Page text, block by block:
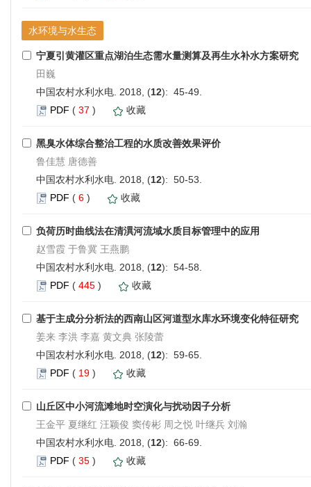
水环境与水生态
宁夏引黄灌区重点湖泊生态需水量测算及再生水补水方案研究
田巍
中国农村水利水电. 2018, (12): 45-49.
PDF ( 37 ) 收藏
黑臭水体综合整治工程的水质改善效果评价
鲁佳慧 唐德善
中国农村水利水电. 2018, (12): 50-53.
PDF ( 6 ) 收藏
负荷历时曲线法在清潩河流域水质目标管理中的应用
赵雪霞 于鲁冀 王燕鹏
中国农村水利水电. 2018, (12): 54-58.
PDF ( 445 ) 收藏
基于主成分分析法的西南山区河道型水库水环境变化特征研究
姜来 李洪 李嘉 黄文典 张陵蕾
中国农村水利水电. 2018, (12): 59-65.
PDF ( 19 ) 收藏
山丘区中小河流滩地时空演化与扰动因子分析
王金平 夏继红 汪颖俊 窦传彬 周之悦 叶继兵 刘瀚
中国农村水利水电. 2018, (12): 66-69.
PDF ( 35 ) 收藏